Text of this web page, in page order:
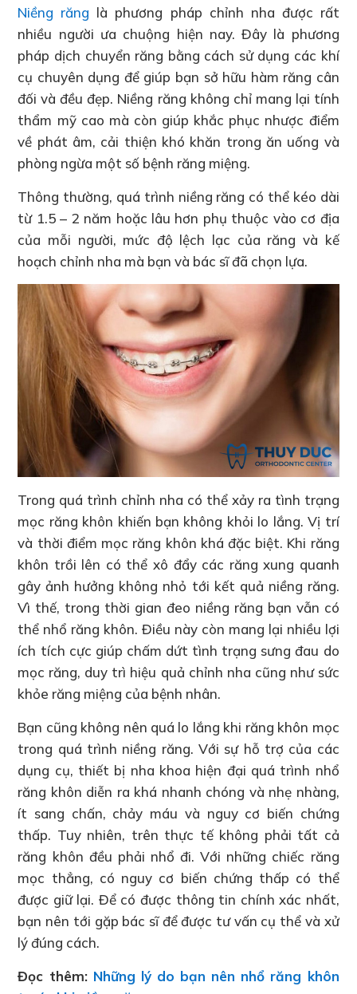
Niềng răng là phương pháp chỉnh nha được rất
nhiều người ưa chuộng hiện nay. Đây là phương
pháp dịch chuyển răng bằng cách sử dụng các khí
cụ chuyên dụng để giúp bạn sở hữu hàm răng cân
đối và đều đẹp. Niềng răng không chỉ mang lại tính
thẩm mỹ cao mà còn giúp khắc phục nhược điểm
về phát âm, cải thiện khó khăn trong ăn uống và
phòng ngừa một số bệnh răng miệng.
Thông thường, quá trình niềng răng có thể kéo dài
từ 1.5 – 2 năm hoặc lâu hơn phụ thuộc vào cơ địa
của mỗi người, mức độ lệch lạc của răng và kế
hoạch chỉnh nha mà bạn và bác sĩ đã chọn lựa.
Trong quá trình chỉnh nha có thể xảy ra tình trạng
mọc răng khôn khiến bạn không khỏi lo lắng. Vị trí
và thời điểm mọc răng khôn khá đặc biệt. Khi răng
khôn trồi lên có thể xô đẩy các răng xung quanh
gây ảnh hưởng không nhỏ tới kết quả niềng răng.
Vì thế, trong thời gian đeo niềng răng bạn vẫn có
thể nhổ răng khôn. Điều này còn mang lại nhiều lợi
ích tích cực giúp chấm dứt tình trạng sưng đau do
mọc răng, duy trì hiệu quả chỉnh nha cũng như sức
khỏe răng miệng của bệnh nhân.
Bạn cũng không nên quá lo lắng khi răng khôn mọc
trong quá trình niềng răng. Với sự hỗ trợ của các
dụng cụ, thiết bị nha khoa hiện đại quá trình nhổ
răng khôn diễn ra khá nhanh chóng và nhẹ nhàng,
ít sang chấn, chảy máu và nguy cơ biến chứng
thấp. Tuy nhiên, trên thực tế không phải tất cả
răng khôn đều phải nhổ đi. Với những chiếc răng
mọc thẳng, có nguy cơ biến chứng thấp có thể
được giữ lại. Để có được thông tin chính xác nhất,
bạn nên tới gặp bác sĩ để được tư vấn cụ thể và xử
lý đúng cách.
Đọc thêm: Những lý do bạn nên nhổ răng khôn